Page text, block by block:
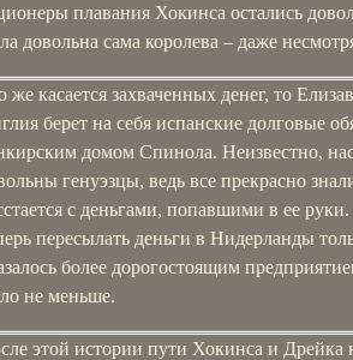
плавания Хокинса остались
довольна сама королева – даже
же касается захваченных денег, то
берет на себя испанские долговые
домом Спинола. Неизвестно,
генуэзцы, ведь все прекрасно
с деньгами, попавшими в ее
пересылать деньги в Нидерланды
более дорогостоящим
не меньше.
этой истории пути Хокинса и Дрейка